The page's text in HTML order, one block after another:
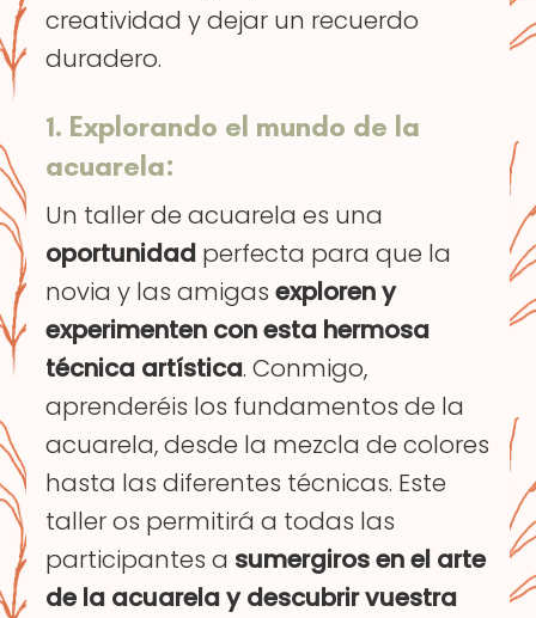
creatividad y dejar un recuerdo
duradero.
1. Explorando el mundo de la
acuarela:
Un taller de acuarela es una
oportunidad perfecta para que la
novia y las amigasexploren y
experimenten con esta hermosa
técnica artística. Conmigo,
aprenderéis los fundamentos de la
acuarela, desde la mezcla de colores
hasta las diferentes técnicas. Este
taller os permitirá a todas las
participantes a sumergiros en el arte
de la acuarela y descubrir vuestra